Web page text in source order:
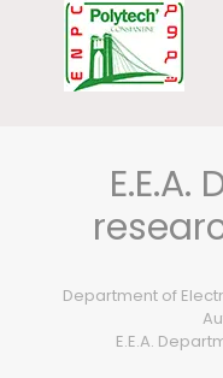
Department of
E.E.A.